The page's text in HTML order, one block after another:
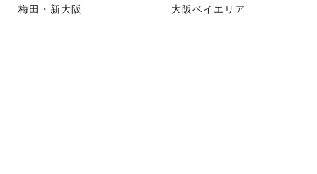
梅田・新大阪 大阪ベイエリア